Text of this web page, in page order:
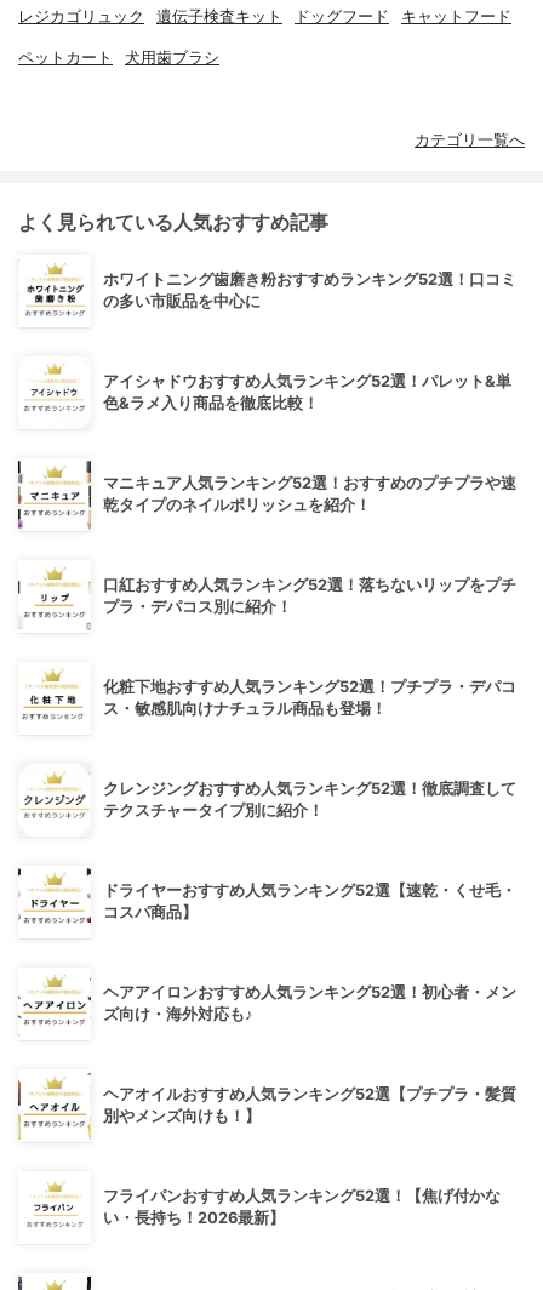
レジカゴリュック 遺伝子検査キット ドッグフード キャットフード
ペットカート 犬用歯ブラシ
カテゴリ一覧へ
よく見られている人気おすすめ記事
ホワイトニング歯磨き粉おすすめランキング52選！口コミ
の多い市販品を中心に
アイシャドウおすすめ人気ランキング52選！パレット&単
色&ラメ入り商品を徹底比較！
マニキュア人気ランキング52選！おすすめのプチプラや速
乾タイプのネイルポリッシュを紹介！
口紅おすすめ人気ランキング52選！落ちないリップをプチ
プラ・デパコス別に紹介！
化粧下地おすすめ人気ランキング52選！プチプラ・デパコ
ス・敏感肌向けナチュラル商品も登場！
クレンジングおすすめ人気ランキング52選！徹底調査して
テクスチャータイプ別に紹介！
ドライヤーおすすめ人気ランキング52選【速乾・くせ毛・
コスパ商品】
ヘアアイロンおすすめ人気ランキング52選！初心者・メン
ズ向け・海外対応も♪
ヘアオイルおすすめ人気ランキング52選【プチプラ・髪質
別やメンズ向けも！】
フライパンおすすめ人気ランキング52選！【焦げ付かな
い・長持ち！2026最新】